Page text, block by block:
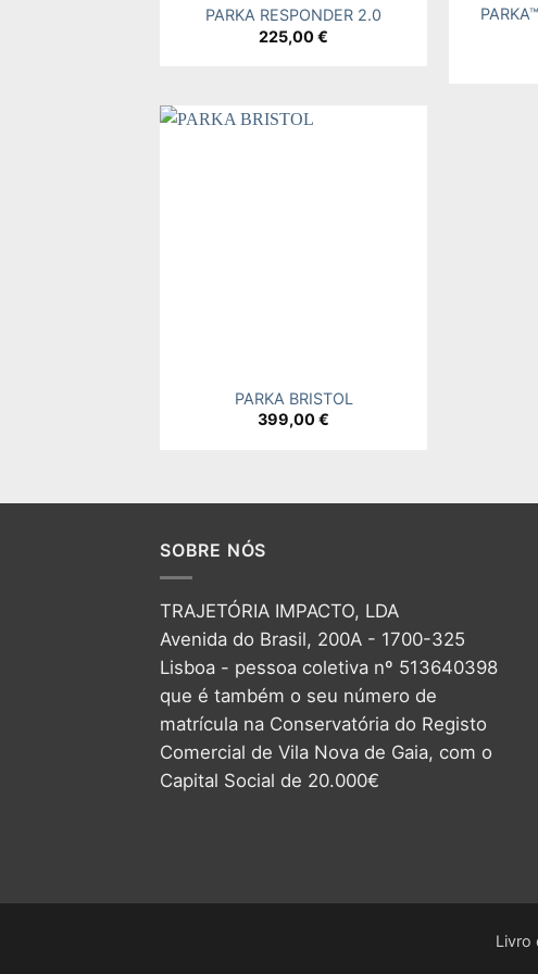
PARKA RESPONDER 2.0
225,00€
PARKA BRISTOL
399,00€
SOBRE NÓS
TRAJETÓRIA IMPACTO, LDA
Avenida do Brasil, 200A - 1700-325
Lisboa - pessoa coletiva nº 513640398
que é também o seu número de
matrícula na Conservatória do Registo
Comercial de Vila Nova de Gaia, com o
Capital Social de 20.000€
Livro